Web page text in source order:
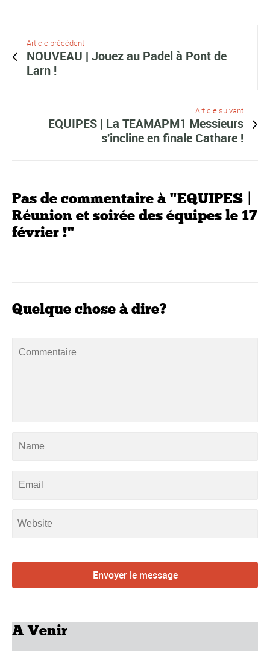
Article précédent
NOUVEAU | Jouez au Padel à Pont de
Larn !
Article suivant
EQUIPES | La TEAMAPM1 Messieurs
s'incline en finale Cathare !
Pas de commentaire à "EQUIPES |
Réunion et soirée des équipes le 17
février !"
Quelque chose à dire?
A Venir